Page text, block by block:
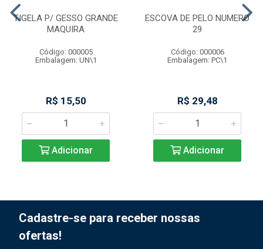
TIGELA P/ GESSO GRANDE
MAQUIRA
Código: 000005
Embalagem: UN\1
R$ 15,50
Adicionar
ESCOVA DE PELO NUMERO
29
Código: 000006
Embalagem: PC\1
R$ 29,48
Adicionar
Cadastre-se para receber nossas
ofertas!